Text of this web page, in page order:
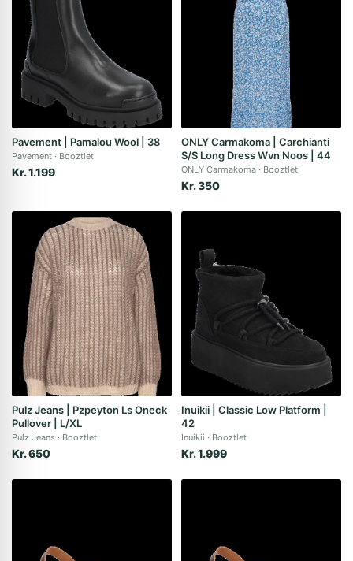
Pavement | Pamalou Wool | 38
Pavement Booztlet
Kr. 1.199
ONLY Carmakoma | Carchianti
S/S Long Dress Wvn Noos | 44
ONLY Carmakoma Booztlet
Kr. 350
Pulz Jeans | Pzpeyton Ls Oneck
Pullover | L/XL
Pulz Jeans Booztlet
Kr. 650
Inuikii | Classic Low Platform |
42
Inuikii Booztlet
Kr. 1.999